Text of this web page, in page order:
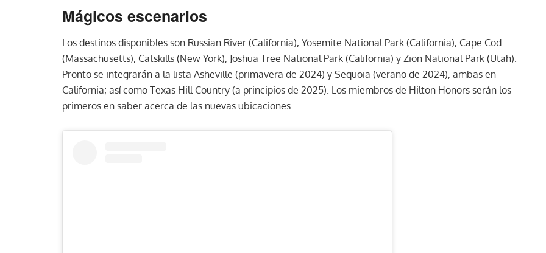
Mágicos escenarios
Los destinos disponibles son Russian River (California), Yosemite National Park (California), Cape Cod
(Massachusetts), Catskills (New York), Joshua Tree National Park (California) y Zion National Park (Utah).
Pronto se integrarán a la lista Asheville (primavera de 2024) y Sequoia (verano de 2024), ambas en
California; así como Texas Hill Country (a principios de 2025). Los miembros de Hilton Honors serán los
primeros en saber acerca de las nuevas ubicaciones.